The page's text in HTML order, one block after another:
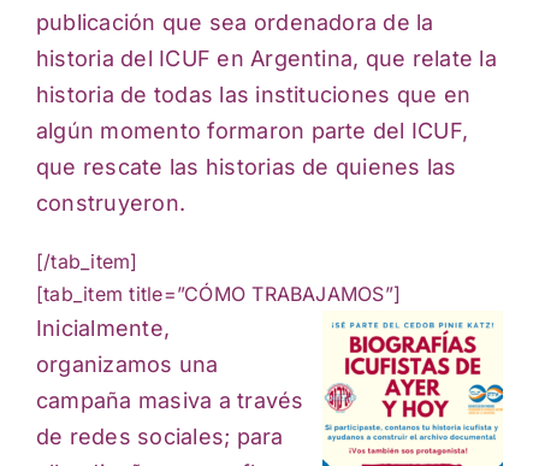
publicación que sea ordenadora de la
historia del ICUF en Argentina, que relate la
historia de todas las instituciones que en
algún momento formaron parte del ICUF,
que rescate las historias de quienes las
construyeron.
[/tab_item]
[tab_item title=”CÓMO TRABAJAMOS”]
Inicialmente,
organizamos una
campaña masiva a través
de redes sociales; para